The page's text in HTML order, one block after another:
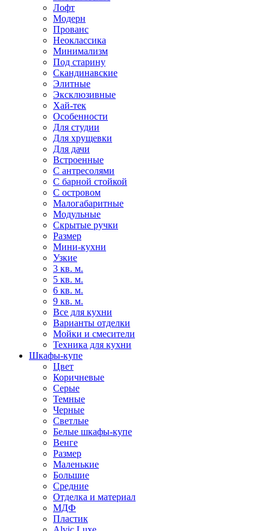
Лофт
Модерн
Прованс
Неоклассика
Минимализм
Под старину
Скандинавские
Элитные
Эксклюзивные
Хай-тек
Особенности
Для студии
Для хрущевки
Для дачи
Встроенные
С антресолями
С барной стойкой
С островом
Малогабаритные
Модульные
Скрытые ручки
Размер
Мини-кухни
Узкие
3 кв. м.
5 кв. м.
6 кв. м.
9 кв. м.
Все для кухни
Варианты отделки
Мойки и смесители
Техника для кухни
Шкафы-купе
Цвет
Коричневые
Серые
Темные
Черные
Светлые
Белые шкафы-купе
Венге
Размер
Маленькие
Большие
Средние
Отделка и материал
МДФ
Пластик